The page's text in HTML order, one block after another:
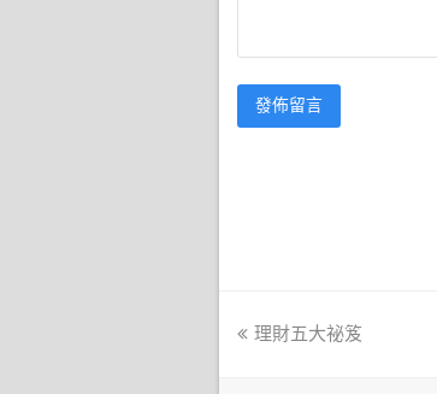
previous
理財五大祕笈